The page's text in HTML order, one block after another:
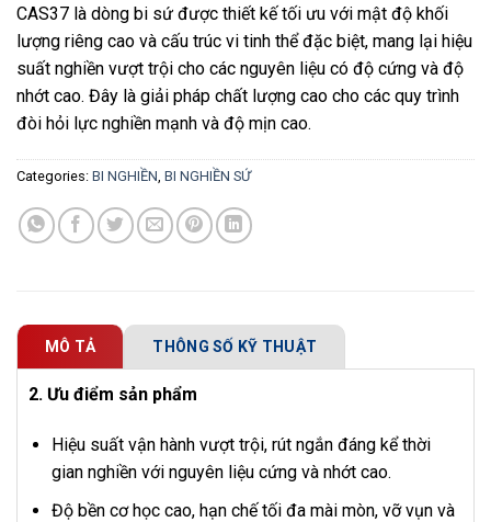
CAS37 là dòng bi sứ được thiết kế tối ưu với mật độ khối
lượng riêng cao và cấu trúc vi tinh thể đặc biệt, mang lại hiệu
suất nghiền vượt trội cho các nguyên liệu có độ cứng và độ
nhớt cao. Đây là giải pháp chất lượng cao cho các quy trình
đòi hỏi lực nghiền mạnh và độ mịn cao.
Categories: BI NGHIỀN, BI NGHIỀN SỨ
MÔ TẢ THÔNG SỐ KỸ THUẬT
2. Ưu điểm sản phẩm
Hiệu suất vận hành vượt trội, rút ngắn đáng kể thời
gian nghiền với nguyên liệu cứng và nhớt cao.
Độ bền cơ học cao, hạn chế tối đa mài mòn, vỡ vụn và